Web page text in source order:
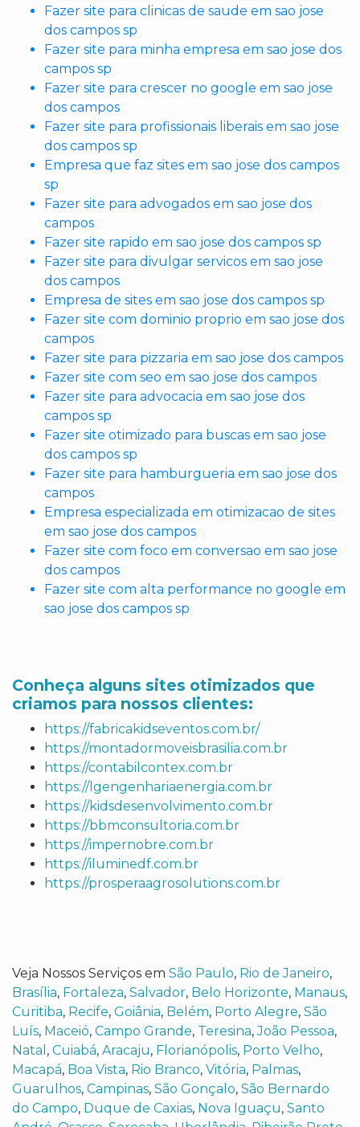
Fazer site para clinicas de saude em sao jose
dos campos sp
Fazer site para minha empresa em sao jose dos
campos sp
Fazer site para crescer no google em sao jose
dos campos
Fazer site para profissionais liberais em sao jose
dos campos sp
Empresa que faz sites em sao jose dos campos
sp
Fazer site para advogados em sao jose dos
campos
Fazer site rapido em sao jose dos campos sp
Fazer site para divulgar servicos em sao jose
dos campos
Empresa de sites em sao jose dos campos sp
Fazer site com dominio proprio em sao jose dos
campos
Fazer site para pizzaria em sao jose dos campos
Fazer site com seo em sao jose dos campos
Fazer site para advocacia em sao jose dos
campos sp
Fazer site otimizado para buscas em sao jose
dos campos sp
Fazer site para hamburgueria em sao jose dos
campos
Empresa especializada em otimizacao de sites
em sao jose dos campos
Fazer site com foco em conversao em sao jose
dos campos
Fazer site com alta performance no google em
sao jose dos campos sp
Conheça alguns sites otimizados que
criamos para nossos clientes:
https://fabricakidseventos.com.br/
https://montadormoveisbrasilia.com.br
https://contabilcontex.com.br
https://lgengenhariaenergia.com.br
https://kidsdesenvolvimento.com.br
https://bbmconsultoria.com.br
https://impernobre.com.br
https://iluminedf.com.br
https://prosperaagrosolutions.com.br
Veja Nossos Serviços em São Paulo, Rio de Janeiro,
Brasília, Fortaleza, Salvador, Belo Horizonte, Manaus,
Curitiba, Recife, Goiânia, Belém, Porto Alegre, São
Luís, Maceió, Campo Grande, Teresina,João Pessoa,
Natal , Cuiabá, Aracaju, Florianópolis, Porto Velho,
Macapá, Boa Vista, Rio Branco, Vitória, Palmas,
Guarulhos, Campinas, São Gonçalo, São Bernardo
do Campo, Duque de Caxias, Nova Iguaçu, Santo